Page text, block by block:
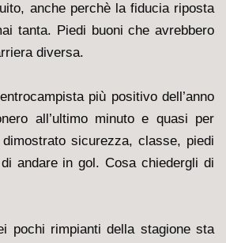
anche perchè la fiducia riposta
tanta. Piedi buoni che avrebbero
diversa.
più positivo dell’anno
all’ultimo minuto e quasi per
sicurezza, classe, piedi
andare in gol. Cosa chiedergli di
pochi rimpianti della stagione sta